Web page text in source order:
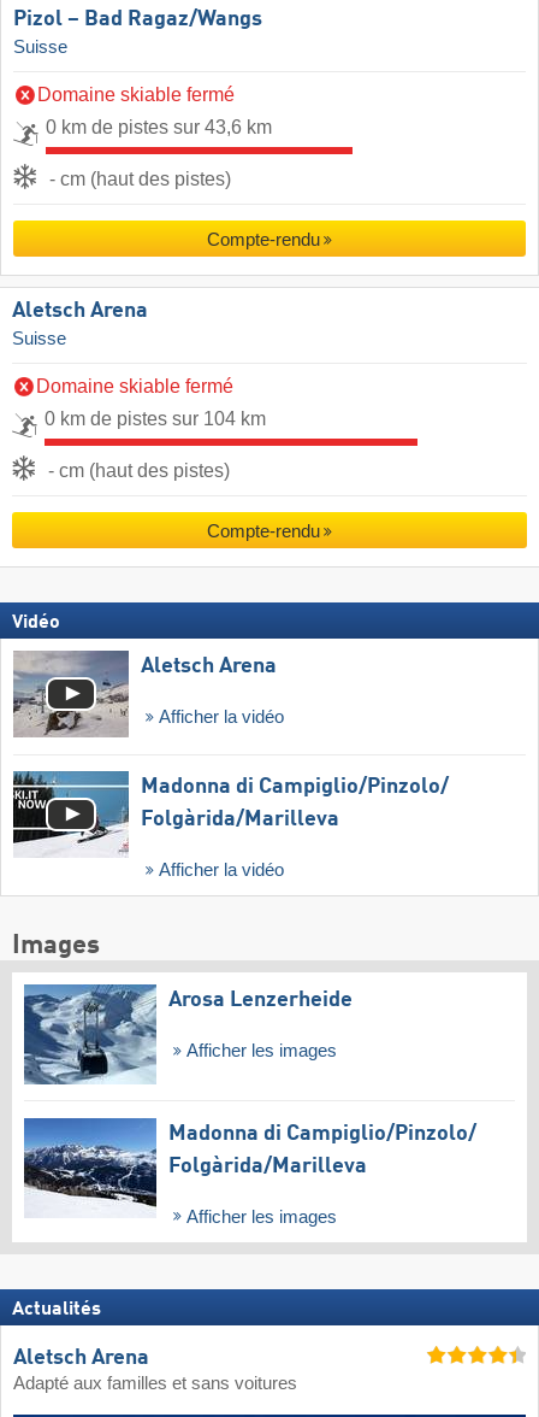
Pizol – Bad Ragaz/​Wangs
Suisse
Domaine skiable fermé
0 km de pistes sur 43,6 km
- cm (haut des pistes)
Compte-rendu
Aletsch Arena
Suisse
Domaine skiable fermé
0 km de pistes sur 104 km
- cm (haut des pistes)
Compte-rendu
Vidéo
Aletsch Arena
Afficher la vidéo
Madonna di Campiglio/​Pinzolo/​
Folgàrida/​Marilleva
Afficher la vidéo
Images
Arosa Lenzerheide
Afficher les images
Madonna di Campiglio/​Pinzolo/​
Folgàrida/​Marilleva
Afficher les images
Actualités
Aletsch Arena
Adapté aux familles et sans voitures